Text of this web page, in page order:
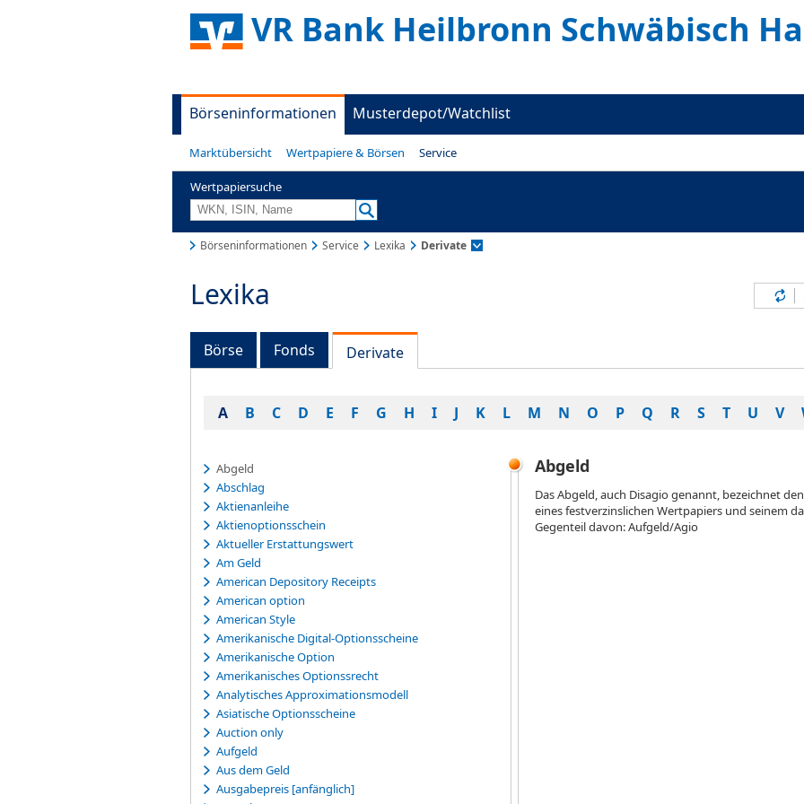
VR Bank Heilbronn Schwäbisch
Börseninformationen Musterdepot/Watchlist
Marktübersicht Wertpapiere & Börsen Service
Wertpapiersuche
Börseninformationen Service Lexika Derivate
Lexika
Börse Fonds Derivate
A B C D E F G H I J K L M N O P Q R S T U V
Abgeld
Abschlag
Aktienanleihe
Aktienoptionsschein
Aktueller Erstattungswert
Am Geld
American Depository Receipts
American option
American Style
Amerikanische Digital-Optionsscheine
Amerikanische Option
Amerikanisches Optionssrecht
Analytisches Approximationsmodell
Asiatische Optionsscheine
Auction only
Aufgeld
Aus dem Geld
Ausgabepreis [anfänglich]
Abgeld
Das Abgeld, auch Disagio genannt, bezeichnet
eines festverzinslichen Wertpapiers und seinem
Gegenteil davon: Aufgeld/Agio